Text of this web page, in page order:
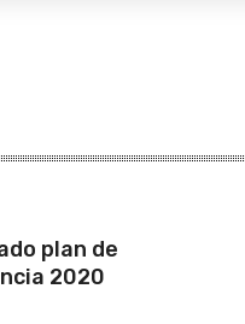
plan de
2020